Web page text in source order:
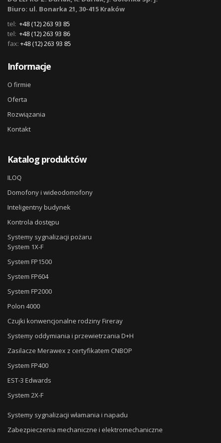
Biuro: ul. Bonarka 21, 30-415 Kraków
tel: +48 (12) 263 93 85
tel: +48 (12) 263 93 86
fax: +48 (12) 263 93 85
Informacje
O firmie
Oferta
Rozwiązania
Kontakt
Katalog produktów
ILOQ
Domofony i wideodomofony
Inteligentny budynek
Kontrola dostępu
Systemy sygnalizacji pożaru
System 1X-F
System FP1500
System FP604
System FP2000
Polon 4000
Czujki konwencjonalne rodziny Fireray
Systemy oddymiania i przewietrzania D+H
Zasilacze Merawex z certyfikatem CNBOP
System FP400
EST-3 Edwards
System 2X-F
Systemy sygnalizacji włamania i napadu
Zabezpieczenia mechaniczne i elektromechaniczne